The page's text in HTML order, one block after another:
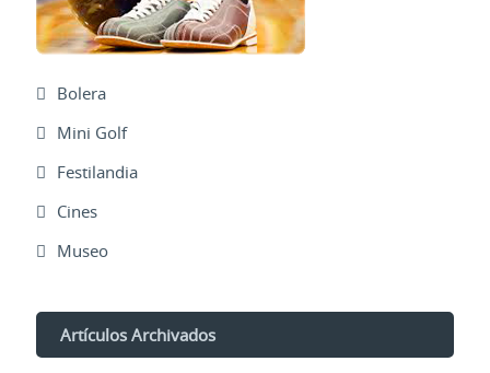
Bolera
Mini Golf
Festilandia
Cines
Museo
Artículos Archivados